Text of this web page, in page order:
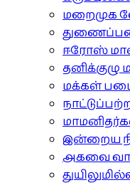
மறைமுக
ஈரோஸ்
தனிக்குழு
மக்கள்
இன்றைய
அகவை